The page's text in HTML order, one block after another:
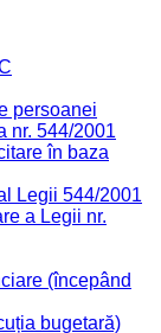
persoanei
nr. 544/2001
în baza
Legii 544/2001
a Legii nr.
(începând
bugetară)